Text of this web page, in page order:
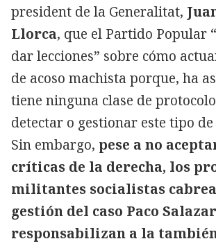
president de la Generalitat,
Llorca, que el Partido Popular
dar lecciones” sobre cómo
de acoso machista porque, ha
tiene ninguna clase de
detectar o gestionar este tipo
Sin embargo, pese a no
críticas de la derecha, los
militantes socialistas
gestión del caso Paco Salazar
responsabilizan a la